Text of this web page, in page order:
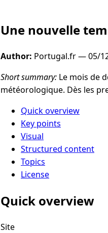
Une nouvelle
Author: Portugal.fr —05/
Short summary: Le mois de
météorologique. Dès les
Quick overview
Key points
Visual
Structured content
Topics
License
Quick overview
Site